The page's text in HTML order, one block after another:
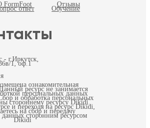
FormFoot Отзывы
ответ Обучение
г.Иркутск,
1, оф.1
ознакомительная
ресурс не занимается
персональных данных
и обработка персональных
стороннему ресурсу Dikidi.
и переходя на ресурс Dikidi,
на сбор и передачу
данных сторонним ресурсом
Dikidi